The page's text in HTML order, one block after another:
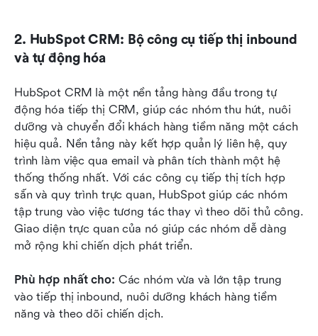
2. HubSpot CRM: Bộ công cụ tiếp thị inbound
và tự động hóa
HubSpot CRM là một nền tảng hàng đầu trong tự
động hóa tiếp thị CRM, giúp các nhóm thu hút, nuôi
dưỡng và chuyển đổi khách hàng tiềm năng một cách
hiệu quả. Nền tảng này kết hợp quản lý liên hệ, quy
trình làm việc qua email và phân tích thành một hệ
thống thống nhất. Với các công cụ tiếp thị tích hợp
sẵn và quy trình trực quan, HubSpot giúp các nhóm
tập trung vào việc tương tác thay vì theo dõi thủ công.
Giao diện trực quan của nó giúp các nhóm dễ dàng
mở rộng khi chiến dịch phát triển.
Phù hợp nhất cho: Các nhóm vừa và lớn tập trung
vào tiếp thị inbound, nuôi dưỡng khách hàng tiềm
năng và theo dõi chiến dịch.